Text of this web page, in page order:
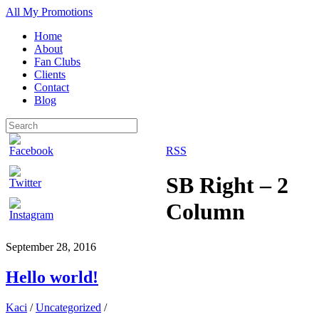
All My Promotions
Home
About
Fan Clubs
Clients
Contact
Blog
RSS
SB Right – 2
Column
September 28, 2016
Hello world!
Kaci / Uncategorized /